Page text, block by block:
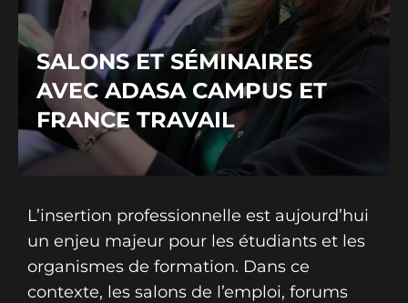
SALONS ET SÉMINAIRES
AVEC ADASA CAMPUS ET
FRANCE TRAVAIL
L’insertion professionnelle est aujourd’hui
un enjeu majeur pour les étudiants et les
organismes de formation. Dans ce
contexte, les salons de l’emploi, forums